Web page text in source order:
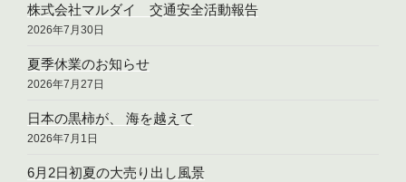
株式会社マルダイ 交通安全活動報告
2026年7月30日
夏季休業のお知らせ
2026年7月27日
日本の黒柿が、 海を越えて
2026年7月1日
6月2日初夏の大売り出し風景